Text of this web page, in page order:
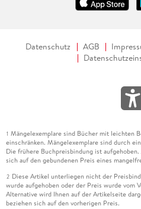
Datenschutz AGB
1 Mängelexemplare sind Bücher mit leichten
einschränken. Mängelexemplare sind durch
Die frühere Buchpreisbindung ist
sich auf den gebundenen Preis eines
2 Diese Artikel unterliegen nicht der
wurde aufgehoben oder der Preis wurde vom
Alternative wird Ihnen auf der Artikelseite
beziehen sich auf den vorherigen Preis.